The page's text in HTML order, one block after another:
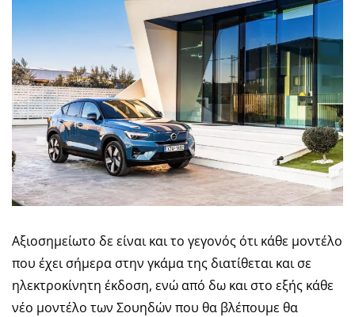
Αξιοσημείωτο δε είναι και το γεγονός ότι κάθε μοντέλο
που έχει σήμερα στην γκάμα της διατίθεται και σε
ηλεκτροκίνητη έκδοση, ενώ από δω και στο εξής κάθε
νέο μοντέλο των Σουηδών που θα βλέπουμε θα